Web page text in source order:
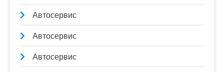
Автосервис
Автосервис
Автосервис